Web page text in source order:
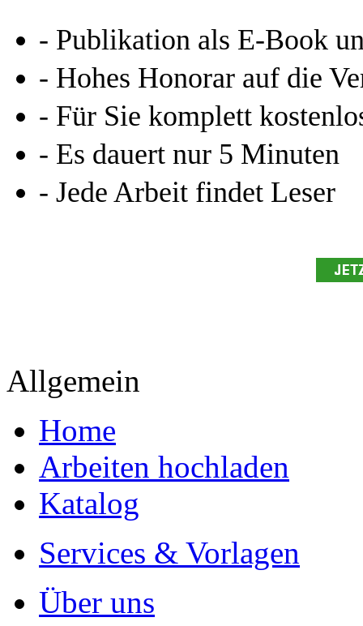
- Publikation als E-Book
- Hohes Honorar auf die
- Für Sie komplett
- Es dauert nur 5 Minuten
- Jede Arbeit findet Leser
Allgemein
Home
Arbeiten hochladen
Katalog
Services & Vorlagen
Über uns